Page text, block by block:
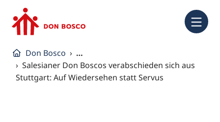
Don Bosco
…
Salesianer Don Boscos verabschieden sich aus
Stuttgart: Auf Wiedersehen statt Servus